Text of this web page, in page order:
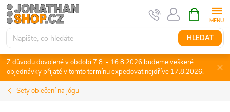
Přejít
na
obsah
HLEDAT
NÁKUPNÍ
KOŠÍK
Z důvodu dovolené v období 7.8. - 16.8.2026 budeme veškeré
objednávky přijaté v tomto termínu expedovat nejdříve 17.8.2026.
Sety oblečení na jógu